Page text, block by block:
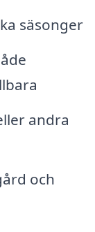
säsonger
andra
och